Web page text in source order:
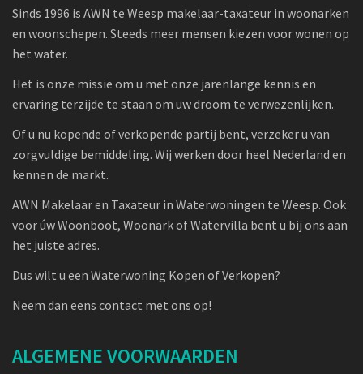
Sinds 1996 is AWN te Weesp makelaar-taxateur in woonarken
en woonschepen. Steeds meer mensen kiezen voor wonen op
het water.
Het is onze missie om u met onze jarenlange kennis en
ervaring terzijde te staan om uw droom te verwezenlijken.
Of u nu kopende of verkopende partij bent, verzeker u van
zorgvuldige bemiddeling. Wij werken door heel Nederland en
kennen de markt.
AWN Makelaar en Taxateur in Waterwoningen te Weesp. Ook
voor úw Woonboot, Woonark of Watervilla bent u bij ons aan
het juiste adres.
Dus wilt u een Waterwoning Kopen of Verkopen?
Neem dan eens contact met ons op!
ALGEMENE VOORWAARDEN